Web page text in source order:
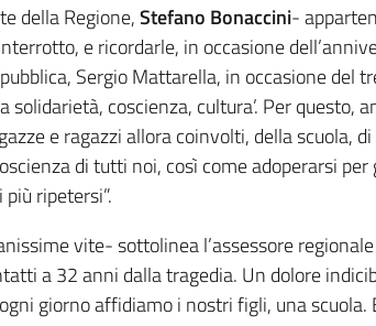
della Regione,Stefano Bonaccini-
e ricordarle, in occasione
Sergio Mattarella, in occasione del
coscienza, cultura’. Per questo,
e ragazzi allora coinvolti, della scuola,
di tutti noi, così come adoperarsi
ripetersi”.
vite- sottolinea l’assessore
a 32 anni dalla tragedia. Un dolore
giorno affidiamo i nostri figli, una